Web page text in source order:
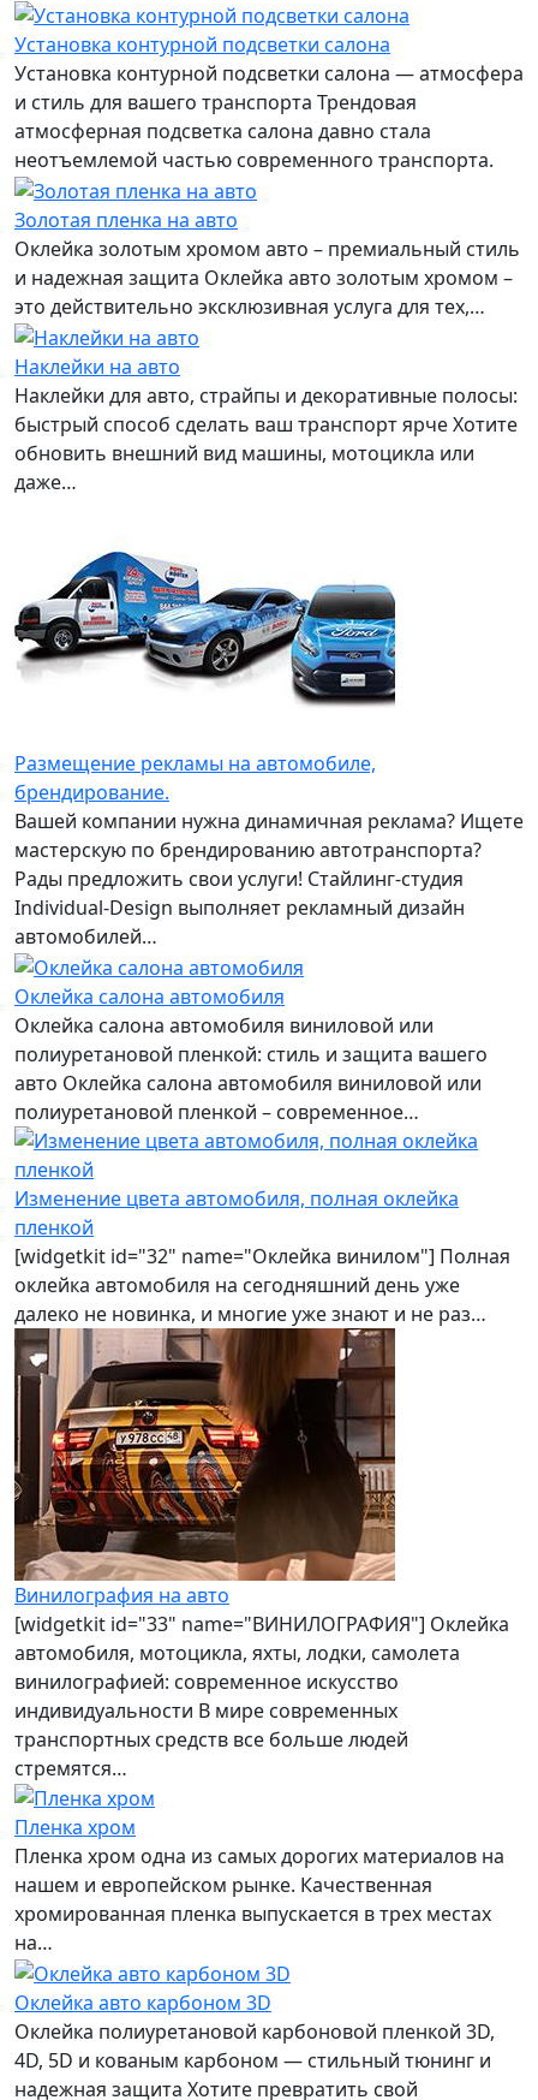
Установка контурной подсветки салона
Установка контурной подсветки салона — атмосфера
и стиль для вашего транспорта Трендовая
атмосферная подсветка салона давно стала
неотъемлемой частью современного транспорта.
Золотая пленка на авто
Оклейка золотым хромом авто – премиальный стиль
и надежная защита Оклейка авто золотым хромом –
это действительно эксклюзивная услуга для тех,…
Наклейки на авто
Наклейки для авто, страйпы и декоративные полосы:
быстрый способ сделать ваш транспорт ярче Хотите
обновить внешний вид машины, мотоцикла или
даже…
Размещение рекламы на автомобиле,
брендирование.
Вашей компании нужна динамичная реклама? Ищете
мастерскую по брендированию автотранспорта?
Рады предложить свои услуги! Стайлинг-студия
Individual-Design выполняет рекламный дизайн
автомобилей…
Оклейка салона автомобиля
Оклейка салона автомобиля виниловой или
полиуретановой пленкой: стиль и защита вашего
авто Оклейка салона автомобиля виниловой или
полиуретановой пленкой – современное…
Изменение цвета автомобиля, полная оклейка
пленкой
[widgetkit id="32" name="Оклейка винилом"] Полная
оклейка автомобиля на сегодняшний день уже
далеко не новинка, и многие уже знают и не раз…
Винилография на авто
[widgetkit id="33" name="ВИНИЛОГРАФИЯ"] Оклейка
автомобиля, мотоцикла, яхты, лодки, самолета
винилографией: современное искусство
индивидуальности В мире современных
транспортных средств все больше людей
стремятся…
Пленка хром
Пленка хром одна из самых дорогих материалов на
нашем и европейском рынке. Качественная
хромированная пленка выпускается в трех местах
на…
Оклейка авто карбоном 3D
Оклейка полиуретановой карбоновой пленкой 3D,
4D, 5D и кованым карбоном — стильный тюнинг и
надежная защита Хотите превратить свой